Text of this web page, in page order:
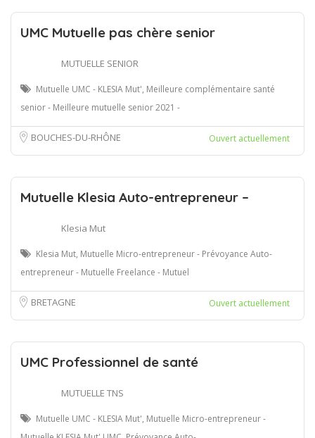
UMC Mutuelle pas chère senior
MUTUELLE SENIOR
Mutuelle UMC - KLESIA Mut', Meilleure complémentaire santé
senior - Meilleure mutuelle senior 2021 -
BOUCHES-DU-RHÔNE Ouvert actuellement
Mutuelle Klesia Auto-entrepreneur –
Klesia Mut
Klesia Mut, Mutuelle Micro-entrepreneur - Prévoyance Auto-
entrepreneur - Mutuelle Freelance - Mutuel
BRETAGNE Ouvert actuellement
UMC Professionnel de santé
MUTUELLE TNS
Mutuelle UMC - KLESIA Mut', Mutuelle Micro-entrepreneur -